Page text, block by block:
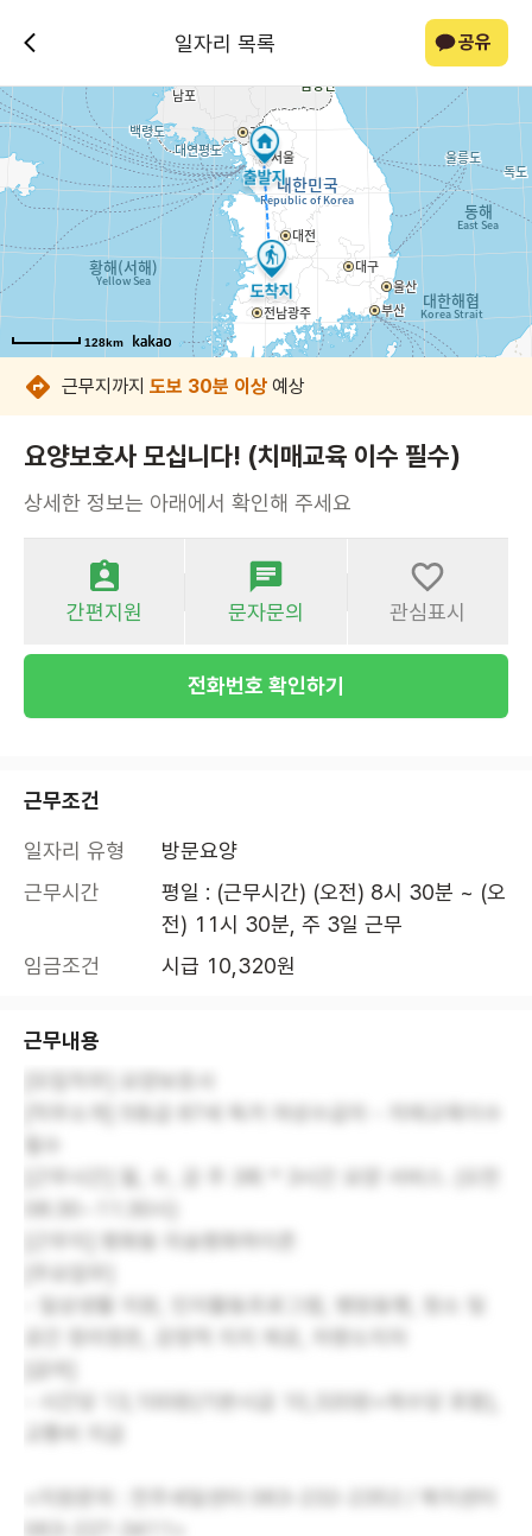
일자리 목록 공유
128km
128km
128km
128km
128km
128km
128km
128km
근무지까지 도보 30분 이상 예상
요양보호사 모십니다! (치매교육 이수 필수)
상세한 정보는 아래에서 확인해 주세요
간편지원 문자문의 관심표시
전화번호 확인하기
근무조건
일자리 유형
방문요양
근무시간
평일 : (근무시간) (오전) 8시 30분 ~ (오
전) 11시 30분, 주 3일 근무
임금조건
시급 10,320원
근무내용
[근무지] 평화동 미송평화하이존